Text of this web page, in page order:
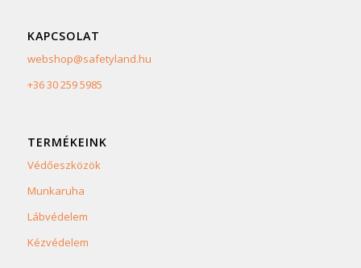
KAPCSOLAT
webshop@safetyland.hu
+36 30 259 5985
TERMÉKEINK
Védőeszközök
Munkaruha
Lábvédelem
Kézvédelem